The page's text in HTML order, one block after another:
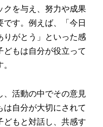
クを与え、努力や成果
す。例えば、「今日
りがとう」といった感
どもは自分が役立って
、活動の中でその意見
は自分が大切にされて
どもと対話し、共感す